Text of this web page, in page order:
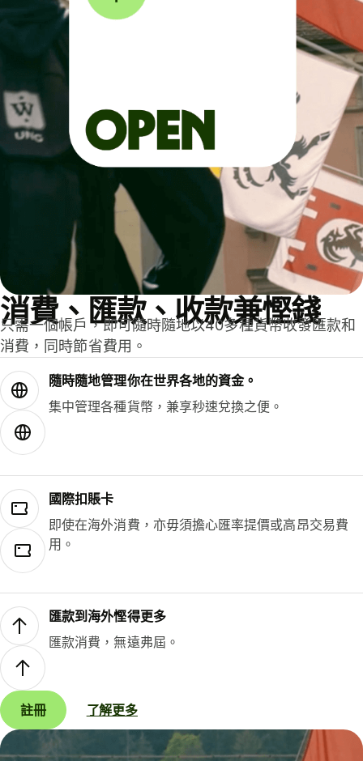
消費、匯款、收款兼慳錢
只需一個帳戶，即可隨時隨地以40多種貨幣收發匯款和
消費，同時節省費用。
隨時隨地管理你在世界各地的資金。
集中管理各種貨幣，兼享秒速兌換之便。
國際扣賬卡
即使在海外消費，亦毋須擔心匯率提價或高昂交易費
用。
匯款到海外慳得更多
匯款消費，無遠弗屆。
註冊 了解更多